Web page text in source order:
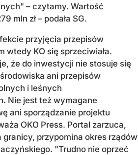
– czytamy. Wartość
mln zł – podała SG.
przyjęcia przepisów
wtedy KO się sprzeciwiała.
że do inwestycji nie stosuje się
ani przepisów
i leśnych
Nie jest też wymagane
ani sporządzanie projektu
OKO Press. Portal zarzuca,
granicy, przypomina okres rządów
"Trudno nie oprzeć